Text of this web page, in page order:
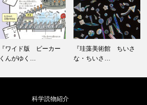
『ワイド版 ビーカー
くんがゆく…
『珪藻美術館 ちいさ
な・ちいさ…
科学読物紹介